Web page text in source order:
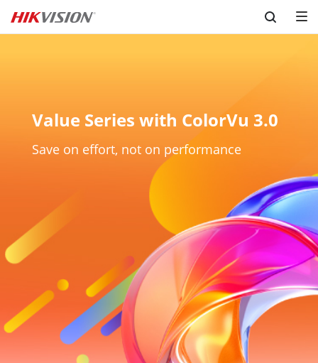
Skip to content
Value Series with ColorVu 3.0
Save on effort, not on performance